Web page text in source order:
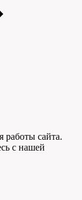
сайта.
с нашей